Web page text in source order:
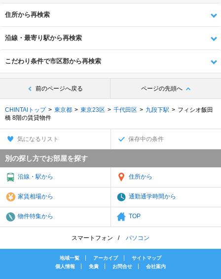
住所から再検索
沿線・最寄り駅から再検索
こだわり条件で市区郡から再検索
前のページへ戻る ページの先頭へ
CHINTAIトップ 東京都 東京23区 千代田区 九段下駅
フィシオ飯田
橋 8階の賃貸物件
気になるリスト 保存中の条件
別の探し方でお部屋を探す
沿線・駅から 住所から
家賃相場から 通勤通学時間から
物件特集から TOP
スマートフォン パソコン
地域一覧 アーカイブ
サイトマップ
個人情報
免責 お問合せ 会社案内